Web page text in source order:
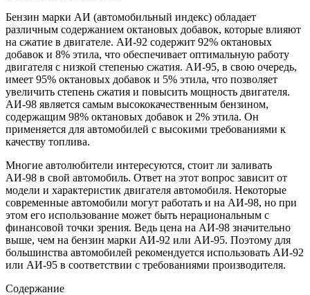
Бензин марки АИ (автомобильный индекс) обладает
различным содержанием октановых добавок, которые влияют
на сжатие в двигателе. АИ-92 содержит 92% октановых
добавок и 8% этила, что обеспечивает оптимальную работу
двигателя с низкой степенью сжатия. АИ-95, в свою очередь,
имеет 95% октановых добавок и 5% этила, что позволяет
увеличить степень сжатия и повысить мощность двигателя.
АИ-98 является самым высококачественным бензином,
содержащим 98% октановых добавок и 2% этила. Он
применяется для автомобилей с высокими требованиями к
качеству топлива.
Многие автолюбители интересуются, стоит ли заливать
АИ-98 в свой автомобиль. Ответ на этот вопрос зависит от
модели и характеристик двигателя автомобиля. Некоторые
современные автомобили могут работать и на АИ-98, но при
этом его использование может быть нерациональным с
финансовой точки зрения. Ведь цена на АИ-98 значительно
выше, чем на бензин марки АИ-92 или АИ-95. Поэтому для
большинства автомобилей рекомендуется использовать АИ-92
или АИ-95 в соответствии с требованиями производителя.
Содержание